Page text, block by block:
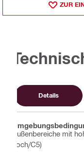
ZUR
Details
Außenbereiche mit
hoch/C5)